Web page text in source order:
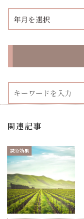
関連記事
鍼灸効果